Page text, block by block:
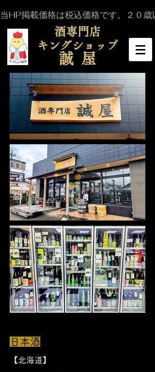
当HP掲載価格は税込価格です。２０
​酒専門店
キングショップ
誠 屋
日本酒
【北海道】